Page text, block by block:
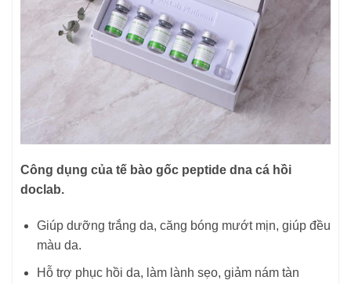
Công dụng của tế bào gốc peptide dna cá hồi
doclab.
Giúp dưỡng trắng da, căng bóng mướt mịn, giúp đều
màu da.
Hỗ trợ phục hồi da, làm lành sẹo, giảm nám tàn